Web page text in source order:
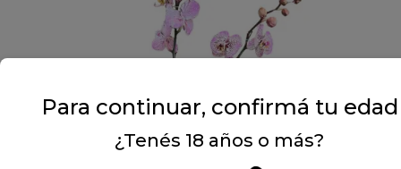
Para continuar, confirmá tu edad
¿Tenés 18 años o más?